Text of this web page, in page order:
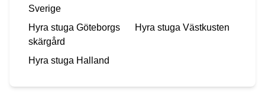
Sverige
Hyra stuga Göteborgs
skärgård
Hyra stuga Västkusten
Hyra stuga Halland